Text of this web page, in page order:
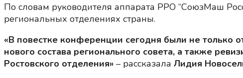
По словам руководителя аппарата РРО “СоюзМаш
региональных отделениях страны.
«В повестке конференции сегодня были не
нового состава регионального совета, а также
Ростовского отделения» – рассказала Лидия